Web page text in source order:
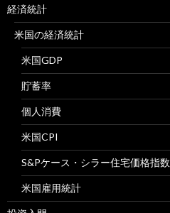
経済統計
米国の経済統計
米国GDP
貯蓄率
個人消費
米国CPI
S&Pケース・シラー住宅価格指数
米国雇用統計